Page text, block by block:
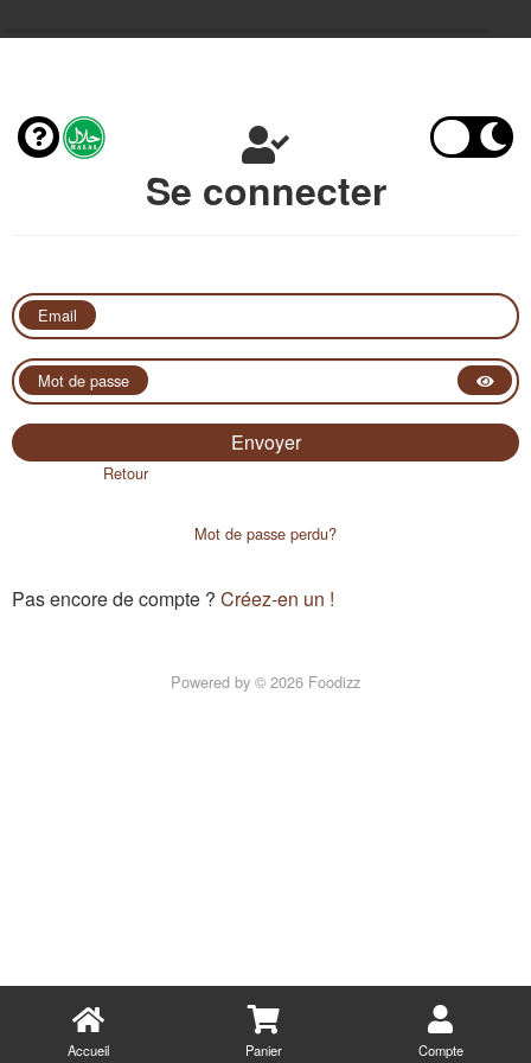
Se connecter
Email
Mot de passe
Retour
Mot de passe perdu?
Pas encore de compte ? Créez-en un !
Accueil Panier Compte
Powered by © 2026 Foodizz